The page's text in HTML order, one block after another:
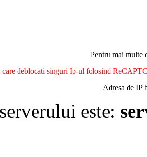
Pentru mai multe
deblocati singuri Ip-ul folosind
Adresa de IP
este: